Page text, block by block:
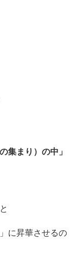
集まり）の中」
に昇華させるの